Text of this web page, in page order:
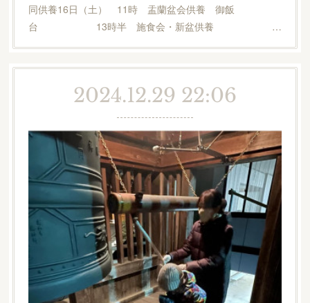
同供養16日（土） 11時 盂蘭盆会供養 御飯
台 13時半 施食会・新盆供養 …
2024.12.29 22:06